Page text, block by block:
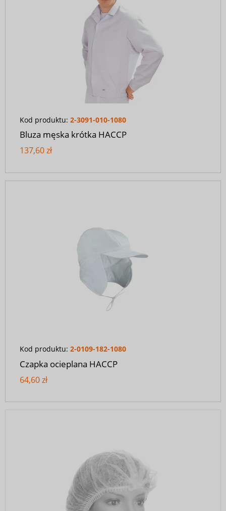
Kod produktu: 2-3091-010-1080
Bluza męska krótka HACCP
137,60 zł
Kod produktu: 2-0109-182-1080
Czapka ocieplana HACCP
64,60 zł